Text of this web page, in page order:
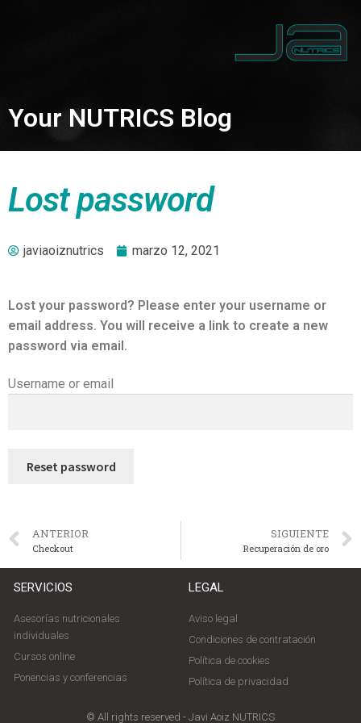
Your NUTRICS Blog
Lost password
javiaoiznutrics marzo 12, 2021
Lost your password? Please enter your username or
email address. You will receive a link to create a new
password via email.
Username or email
Reset password
ANTERIOR
Checkout
SIGUIENTE
Recuperación de oro
SERVICIOS
Asesorías nutricionales
individuales
Cursos online
Ponencias y conferencias
LEGAL
Aviso legal
Condiciones de contratación
Política de cookies
Política de privacidad
© All rights reserved - Javi Aoiz NUTRICS